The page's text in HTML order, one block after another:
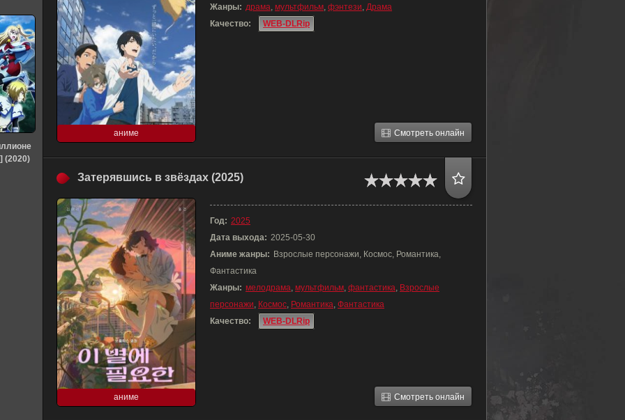
аниме
Жанры: драма, мультфильм, фэнтези, Драма
Качество:
WEB-DLRip
Смотреть онлайн
Затерявшись в звёздах (2025)
аниме
Год: 2025
Дата выхода: 2025-05-30
Аниме жанры: Взрослые персонажи, Космос, Романтика,
Фантастика
Жанры: мелодрама, мультфильм, фантастика, Взрослые
персонажи, Космос, Романтика, Фантастика
Качество:
WEB-DLRip
Смотреть онлайн
(2020)